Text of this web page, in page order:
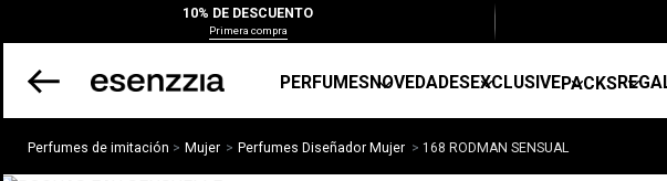
10% DE DESCUENTO
Primera compra
PERFUMESNOVEDADESEXCLUSIVEPACKS
Perfumes de imitación Mujer Perfumes Diseñador Mujer 168 RODMAN SENSUAL